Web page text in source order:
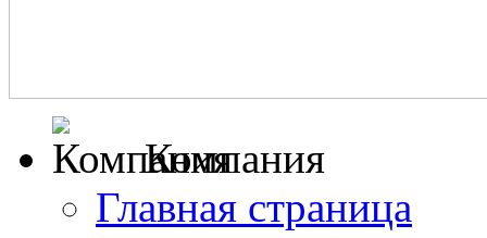
Компания
Главная страница